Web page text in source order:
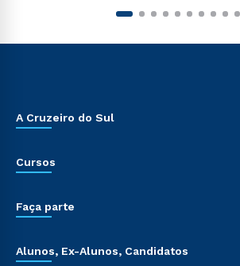
A Cruzeiro do Sul
Cursos
Faça parte
Alunos, Ex-Alunos, Candidatos